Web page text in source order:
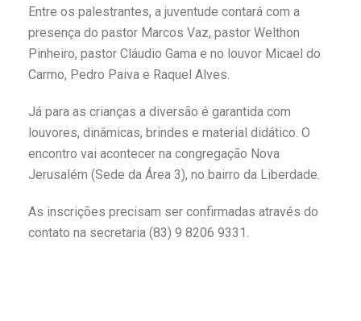
Entre os palestrantes, a juventude contará com a
presença do pastor Marcos Vaz, pastor Welthon
Pinheiro, pastor Cláudio Gama e no louvor Micael do
Carmo, Pedro Paiva e Raquel Alves.
Já para as crianças a diversão é garantida com
louvores, dinâmicas, brindes e material didático. O
encontro vai acontecer na congregação Nova
Jerusalém (Sede da Área 3), no bairro da Liberdade.
As inscrições precisam ser confirmadas através do
contato na secretaria (83) 9 8206 9331.